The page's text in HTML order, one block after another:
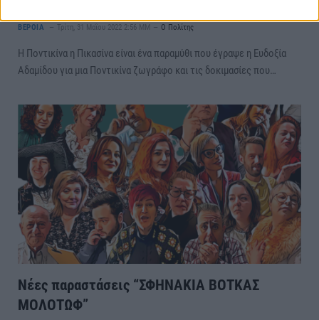
ΒΕΡΟΙΑ Τρίτη, 31 Μαΐου 2022 2:56 ΜΜ Ο Πολίτης
Η Ποντικίνα η Πικασίνα είναι ένα παραμύθι που έγραψε η Ευδοξία
Αδαμίδου για μια Ποντικίνα ζωγράφο και τις δοκιμασίες που…
Νέες παραστάσεις “ΣΦΗΝΑΚΙΑ ΒΟΤΚΑΣ
ΜΟΛΟΤΩΦ”